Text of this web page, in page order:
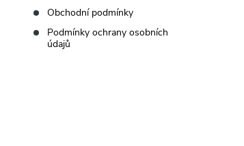
Obchodní podmínky
Podmínky ochrany osobních
údajů